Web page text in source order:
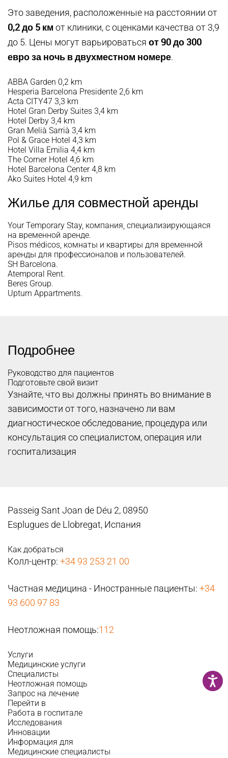
Это заведения, расположенные на расстоянии от
0,2 до 5 км от клиники, с оценками качества от 3,9
до 5. Цены могут варьироваться от 90 до 300
евро за ночь в двухместном номере.
ABBA Garden 0,2 km
Hesperia Barcelona Presidente 2,6 km
Acta CITY47 3,3 km
Hotel Gran Derby Suites 3,4 km
Hotel Derby 3,4 km
Gran Melià Sarrià 3,4 km
Pol & Grace Hotel 4,3 km
Hotel Villa Emilia 4,4 km
The Corner Hotel 4,6 km
Hotel Barcelona Center4,8 km
Ako Suites Hotel 4,9 km
Жилье для совместной аренды
Your Temporary Stay, компания, специализирующаяся
на временной аренде.
Pisos médicos , комнаты и квартиры для временной
аренды для профессионалов и пользователей.
SH Barcelona.
Atemporal Rent.
Beres Group.
Upturn Appartments.
Подробнее
Руководство для пациентов
Подготовьте свой визит
Узнайте, что вы должны принять во внимание в
зависимости от того, назначено ли вам
диагностическое обследование, процедура или
консультация со специалистом, операция или
госпитализация
Passeig Sant Joan de Déu 2, 08950
Esplugues de Llobregat, Испания
Как добраться
Колл-центр: +34 93 253 21 00
Частная медицина - Иностранные пациенты: +34
93 600 97 83
Неотложная помощь:112
Услуги
Медицинские услуги
Специалисты
Неотложная помощь
Запрос на лечение
Перейти в
Работа в госпитале
Исследования
Инновации
Информация для
Медицинские специалисты